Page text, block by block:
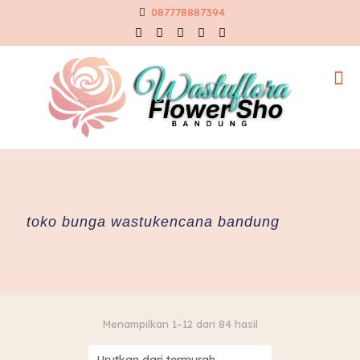
087778887394
toko bunga wastukencana bandung
Menampilkan 1–12 dari 84 hasil